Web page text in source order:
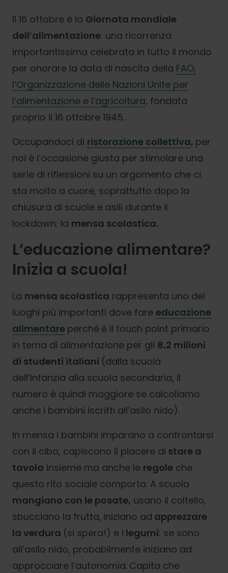
Il 16 ottobre è la Giornata mondiale
dell’alimentazione: una ricorrenza
importantissima celebrata in tutto il mondo
per onorare la data di nascita della FAO,
l’Organizzazione delle Nazioni Unite per
l’alimentazione e l’agricoltura, fondata
proprio il 16 ottobre 1945.
Occupandoci di ristorazione collettiva, per
noi è l’occasione giusta per stimolare una
serie di riflessioni su un argomento che ci
sta molto a cuore, soprattutto dopo la
chiusura di scuole e asili durante il
lockdown: la mensa scolastica.
L’educazione alimentare?
Inizia a scuola!
La mensa scolastica rappresenta uno dei
luoghi più importanti dove fare educazione
alimentare perché è il touch point primario
in tema di alimentazione per gli 8,2 milioni
di studenti italiani (dalla scuola
dell’infanzia alla scuola secondaria, il
numero è quindi maggiore se calcoliamo
anche i bambini iscritti all’asilo nido).
In mensa i bambini imparano a confrontarsi
con il cibo, capiscono il piacere di stare a
tavola insieme ma anche le regole che
questo rito sociale comporta. A scuola
mangiano con le posate, usano il coltello,
sbucciano la frutta, iniziano ad apprezzare
la verdura (si spera!) e i legumi: se sono
all’asilo nido, probabilmente iniziano ad
approcciare l’autonomia. Capita che